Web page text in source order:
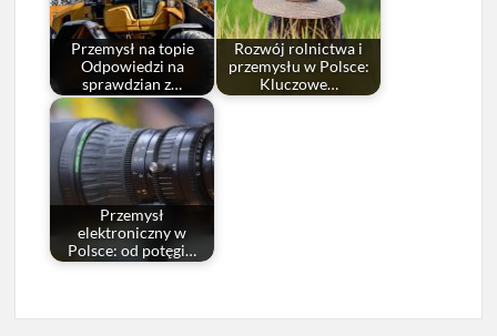
Przemysł na topie
Odpowiedzi na
sprawdzian z…
Rozwój rolnictwa i
przemysłu w Polsce:
Kluczowe…
Przemysł
elektroniczny w
Polsce: od potęgi…